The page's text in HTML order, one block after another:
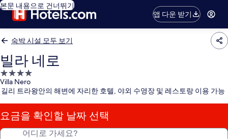
본문 내용으로 건너뛰기
앱 다운 받기
숙박 시설 모두 보기
빌라 네로
4.0
성
급
숙
박
시
Villa Nero
길리 트라왕안의 해변에 자리한 호텔, 야외 수영장 및 레스토랑 이용 가능
요금을 확인할 날짜 선택
어디로 가세요?